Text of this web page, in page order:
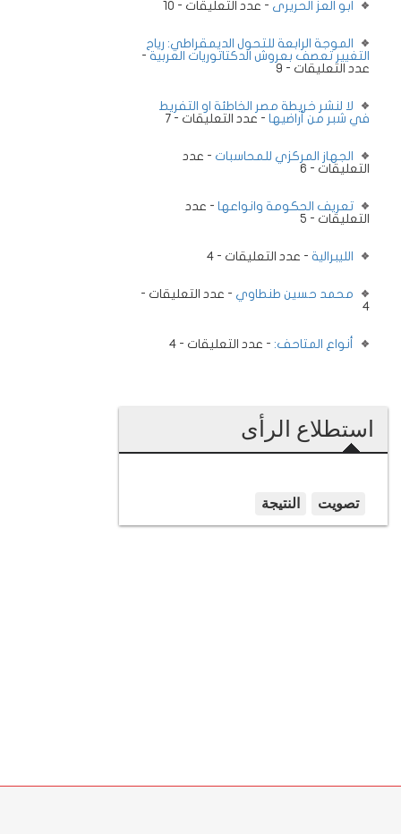
ابو العز الحريرى - عدد التعليقات - 10
الموجة الرابعة للتحول الديمقراطي: رياح
التغيير تعصف بعروش الدكتاتوريات العربية -
عدد التعليقات - 9
لا لنشر خريطة مصر الخاطئة او التفريط
في شبر من أراضيها - عدد التعليقات - 7
الجهاز المركزي للمحاسبات - عدد
التعليقات - 6
تعريف الحكومة وانواعها - عدد
التعليقات - 5
الليبرالية - عدد التعليقات - 4
محمد حسين طنطاوي - عدد التعليقات -
4
أنواع المتاحف: - عدد التعليقات - 4
استطلاع الرأى